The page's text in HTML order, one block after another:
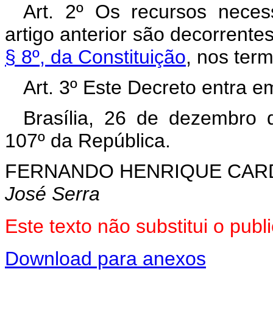
Art. 2º Os recursos
artigo anterior são
§ 8º, da Constituição, nos
Art. 3º Este Decreto entra
Brasília, 26 de dezembro
107º da República.
FERNANDO HENRIQUE
José Serra
Este texto não substitui o
Download para anexos